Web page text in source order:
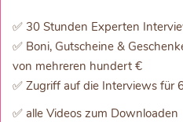
✅ 30 Stunden Experten
✅ Boni, Gutscheine &
von mehreren hundert €
✅ Zugriff auf die Interviews für
✅ alle Videos zum Downloaden